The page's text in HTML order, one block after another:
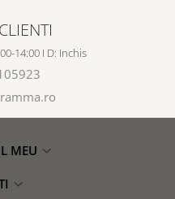
14:00 I D: Inchis
MEU